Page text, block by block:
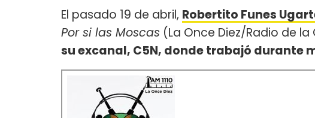
El pasado 19 de abril, Robertito Funes
Por si las Moscas (La Once Diez/Radio de
su excanal, C5N, donde trabajó durante